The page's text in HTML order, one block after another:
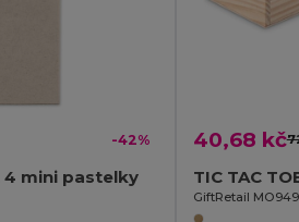
-42%
4 mini pastelky
40,68 kč
TIC TAC
GiftRetail